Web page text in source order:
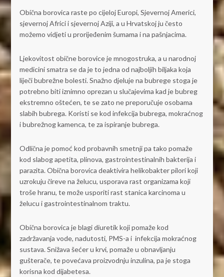
Obična borovica raste po cijeloj Europi, Sjevernoj Americi,
sjevernoj Africi i sjevernoj Aziji, a u Hrvatskoj ju često
možemo vidjeti u prorijeđenim šumama i na pašnjacima.
Ljekovitost obične borovice je mnogostruka, a u narodnoj
medicini smatra se da je to jedna od najboljih biljaka koja
liječi bubrežne bolesti. Snažno djeluje na bubrege stoga je
potrebno biti iznimno oprezan u slučajevima kad je bubreg
ekstremno oštećen, te se zato ne preporučuje osobama
slabih bubrega. Koristi se kod infekcija bubrega, mokraćnog
i bubrežnog kamenca, te za ispiranje bubrega.
Odlična je pomoć kod probavnih smetnji pa tako pomaže
kod slabog apetita, plinova, gastrointestinalnih bakterija i
parazita. Obična borovica deaktivira helikobakter pilori koji
uzrokuju čireve na želucu, usporava rast organizama koji
troše hranu, te može usporiti rast stanica karcinoma u
želucu i gastrointestinalnom traktu.
Obična borovica je blagi diuretik koji pomaže kod
zadržavanja vode, nadutosti, PMS-a i infekcija mokraćnog
sustava. Snižava šećer u krvi, pomaže u obnavljanju
gušterače, te povećava proizvodnju inzulina, pa je stoga
korisna kod dijabetesa.